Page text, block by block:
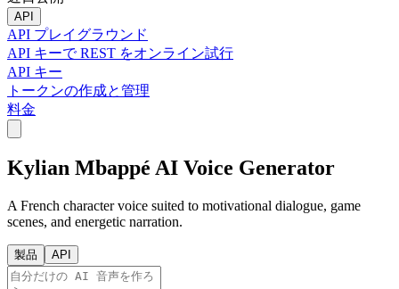
API
API プレイグラウンド
API キーで REST をオンライン試行
API キー
トークンの作成と管理
料金
Kylian Mbappé AI Voice Generator
A French character voice suited to motivational dialogue, game
scenes, and energetic narration.
製品 API